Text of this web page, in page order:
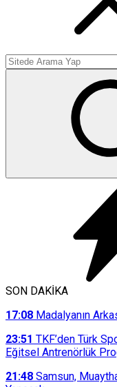
SON DAKİKA
17:08 Madalyanın
23:51 TKF’den Türk
Eğitsel Antrenörlük
21:48 Samsun,